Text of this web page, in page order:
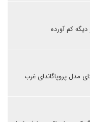
کم آورده
مدل پروپاگاندای غرب